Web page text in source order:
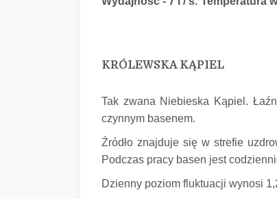
KRÓLEWSKA KĄPIEL
Tak zwana Niebieska Kąpiel.
czynnym basenem.
Źródło znajduje się w strefie
Podczas pracy basen jest
Dzienny poziom fluktuacji wynosi